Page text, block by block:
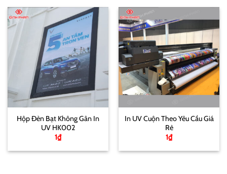
Hộp Đèn Bạt Không Gân In
UV HK002
1₫
In UV Cuộn Theo Yêu Cầu Giá
Rẻ
1₫